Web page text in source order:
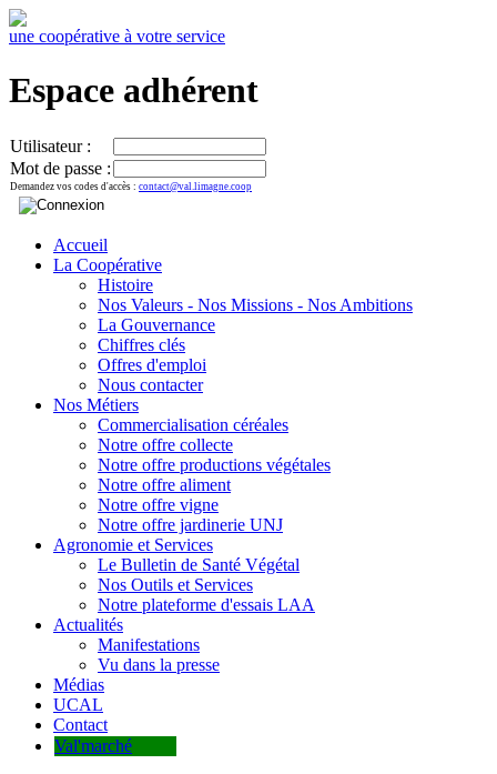
une coopérative à votre service
Espace adhérent
Utilisateur :
Mot de passe :
Demandez vos codes d'accès : contact@val.limagne.coop
Accueil
La Coopérative
Histoire
Nos Valeurs - Nos Missions - Nos Ambitions
La Gouvernance
Chiffres clés
Offres d'emploi
Nous contacter
Nos Métiers
Commercialisation céréales
Notre offre collecte
Notre offre productions végétales
Notre offre aliment
Notre offre vigne
Notre offre jardinerie UNJ
Agronomie et Services
Le Bulletin de Santé Végétal
Nos Outils et Services
Notre plateforme d'essais LAA
Actualités
Manifestations
Vu dans la presse
Médias
UCAL
Contact
Val'marché